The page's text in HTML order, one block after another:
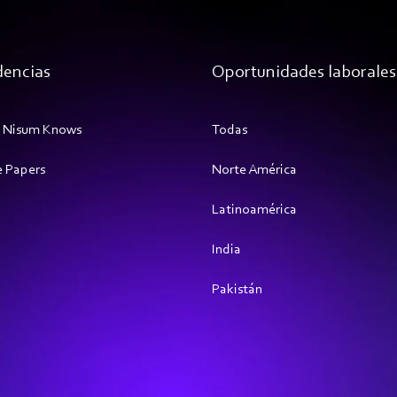
Knows
Oportunidades laborales
Todas
Norte América
Latinoamérica
India
Pakistán